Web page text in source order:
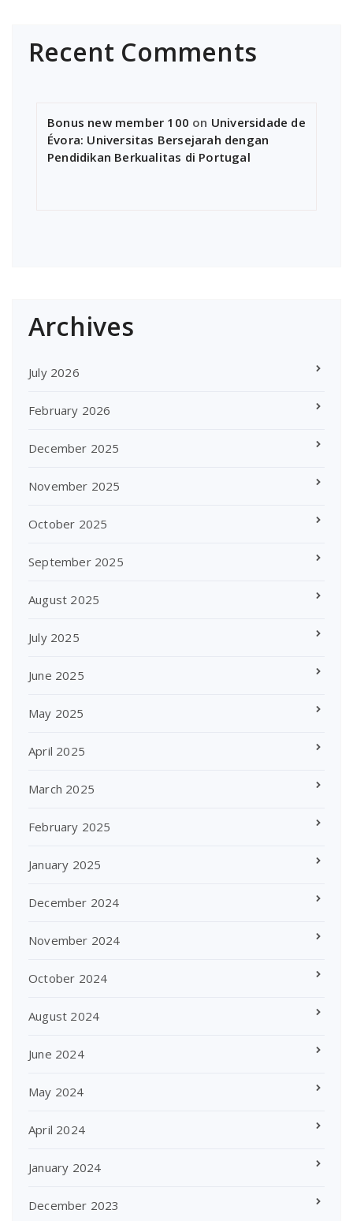
Recent Comments
Bonus new member 100 on Universidade de
Évora: Universitas Bersejarah dengan
Pendidikan Berkualitas di Portugal
Archives
July 2026
February 2026
December 2025
November 2025
October 2025
September 2025
August 2025
July 2025
June 2025
May 2025
April 2025
March 2025
February 2025
January 2025
December 2024
November 2024
October 2024
August 2024
June 2024
May 2024
April 2024
January 2024
December 2023